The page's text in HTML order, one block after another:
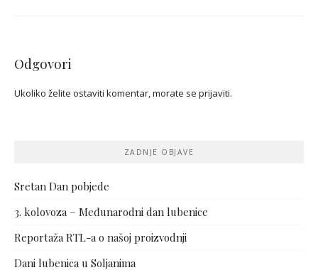
Odgovori
Ukoliko želite ostaviti komentar, morate se prijaviti.
ZADNJE OBJAVE
Sretan Dan pobjede
3. kolovoza – Međunarodni dan lubenice
Reportaža RTL-a o našoj proizvodnji
Dani lubenica u Soljanima